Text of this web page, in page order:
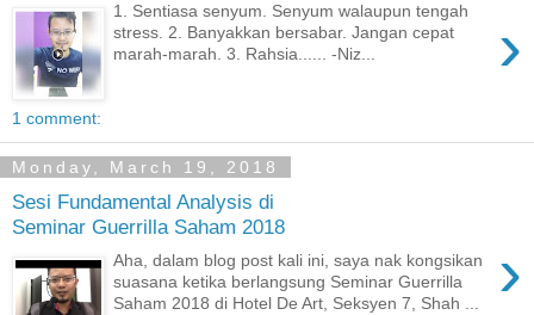
›
1. Sentiasa senyum. Senyum walaupun tengah
stress. 2. Banyakkan bersabar. Jangan cepat
marah-marah. 3. Rahsia...... -Niz...
1 comment:
Monday, March 19, 2018
Sesi Fundamental Analysis di
Seminar Guerrilla Saham 2018
›
Aha, dalam blog post kali ini, saya nak kongsikan
suasana ketika berlangsung Seminar Guerrilla
Saham 2018 di Hotel De Art, Seksyen 7, Shah ...